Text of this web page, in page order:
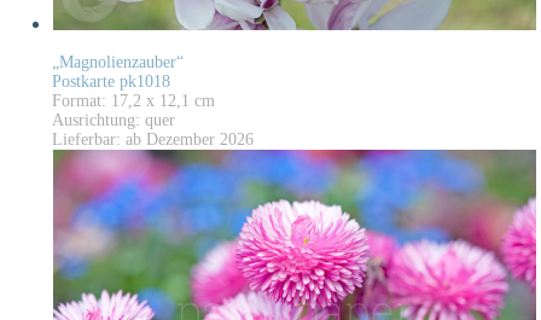
„Magnolienzauber“
Postkarte pk1018
Format: 17,2 x 12,1 cm
Ausrichtung: quer
Lieferbar: ab Dezember 2026